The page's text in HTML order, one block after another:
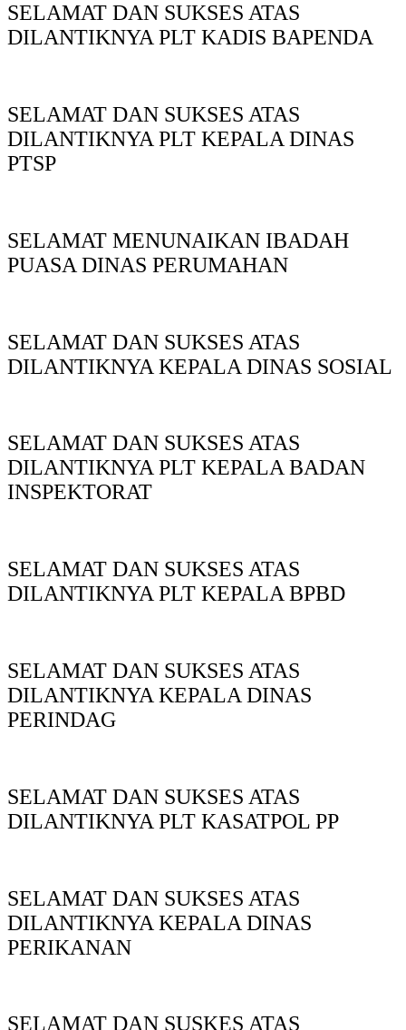
SELAMAT DAN SUKSES ATAS
DILANTIKNYA PLT KADIS BAPENDA
SELAMAT DAN SUKSES ATAS
DILANTIKNYA PLT KEPALA DINAS
PTSP
SELAMAT MENUNAIKAN IBADAH
PUASA DINAS PERUMAHAN
SELAMAT DAN SUKSES ATAS
DILANTIKNYA KEPALA DINAS SOSIAL
SELAMAT DAN SUKSES ATAS
DILANTIKNYA PLT KEPALA BADAN
INSPEKTORAT
SELAMAT DAN SUKSES ATAS
DILANTIKNYA PLT KEPALA BPBD
SELAMAT DAN SUKSES ATAS
DILANTIKNYA KEPALA DINAS
PERINDAG
SELAMAT DAN SUKSES ATAS
DILANTIKNYA PLT KASATPOL PP
SELAMAT DAN SUKSES ATAS
DILANTIKNYA KEPALA DINAS
PERIKANAN
SELAMAT DAN SUSKES ATAS